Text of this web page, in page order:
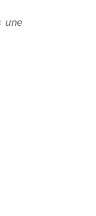
une